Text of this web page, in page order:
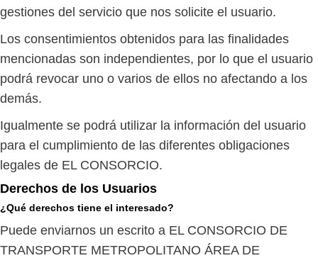
gestiones del servicio que nos solicite el usuario.
Los consentimientos obtenidos para las finalidades
mencionadas son independientes, por lo que el usuario
podrá revocar uno o varios de ellos no afectando a los
demás.
Igualmente se podrá utilizar la información del usuario
para el cumplimiento de las diferentes obligaciones
legales de EL CONSORCIO.
Derechos de los Usuarios
¿Qué derechos tiene el interesado?
Puede enviarnos un escrito a EL CONSORCIO DE
TRANSPORTE METROPOLITANO ÁREA DE